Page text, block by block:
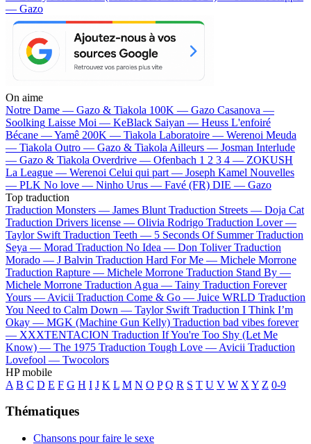
— Gazo
On aime
Notre Dame — Gazo & Tiakola 100K — Gazo Casanova —
Soolking Laisse Moi — KeBlack Saiyan — Heuss L'enfoiré
Bécane —Yamê 200K — Tiakola Laboratoire — Werenoi Meuda
— Tiakola Outro — Gazo & Tiakola Ailleurs — Josman Interlude
— Gazo & Tiakola Overdrive — Ofenbach 1 2 3 4 — ZOKUSH
La League — Werenoi Celui qui part — Joseph Kamel Nouvelles
— PLK No love — Ninho Urus — Favé (FR) DIE — Gazo
Top traduction
Traduction Monsters — James Blunt Traduction Streets — Doja Cat
Traduction Drivers license — Olivia Rodrigo Traduction Lover —
Taylor Swift Traduction Teeth — 5 Seconds Of Summer Traduction
Seya — Morad Traduction No Idea — Don Toliver Traduction
Morado — J Balvin Traduction Hard For Me — Michele Morrone
Traduction Rapture — Michele Morrone Traduction Stand By —
Michele Morrone Traduction Agua — Tainy Traduction Forever
Yours — Avicii Traduction Come & Go — Juice WRLD Traduction
You Need to Calm Down — Taylor Swift Traduction I Think I’m
Okay — MGK (Machine Gun Kelly) Traduction bad vibes forever
— XXXTENTACION Traduction If You're Too Shy (Let Me
Know) — The 1975 Traduction Tough Love — Avicii Traduction
Lovefool — Twocolors
HP mobile
A B C D E F G H I J K L M N O P Q R S T U V W X Y Z 0-9
Thématiques
Chansons pour faire le sexe